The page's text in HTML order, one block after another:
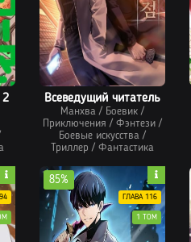
2 Всеведущий читатель
Манхва / Боевик /
Приключения / Фэнтези /
Боевые искусства /
Триллер / Фантастика
85%
ГЛАВА 116
1 ТОМ